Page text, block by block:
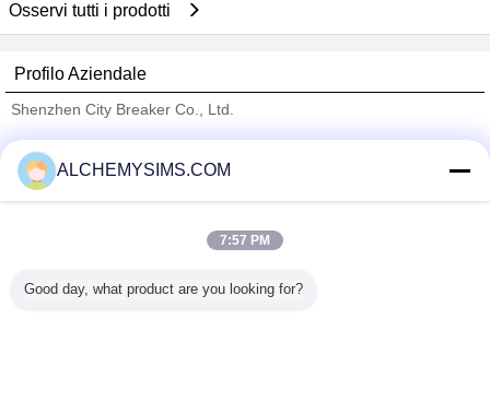
Osservi tutti i prodotti
Profilo Aziendale
Shenzhen City Breaker Co., Ltd.
Trust Seal
Verified Suplier
Tutti i prodotti
ALCHEMYSIMS.COM
7:57 PM
Good day, what product are you looking for?